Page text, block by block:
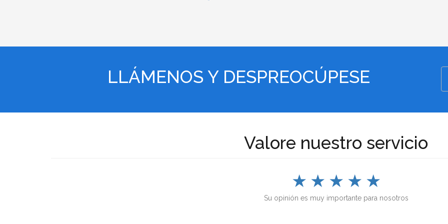
LLÁMENOS Y DESPREOCÚPESE
Valore nuestro servicio
★ ★ ★ ★ ★
Su opinión es muy importante para nosotros